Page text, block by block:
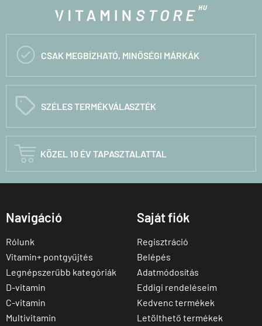
 CSAK MEGBÍZHATÓ, MINŐSÉGI MÁRKÁK
C SZÉLES TERMÉKVÁLASZTÉK
 KÖZEL 10 ÉV TAPASZTALATTAL
Navigáció
Rólunk
Vitamin+ pontgyűjtés
Legnépszerűbb kategóriák
D-vitamin
C-vitamin
Multivitamin
Saját fiók
Regisztráció
Belépés
Adatmódosítás
Eddigi rendeléseim
Kedvenc termékek
Letölthető termékek